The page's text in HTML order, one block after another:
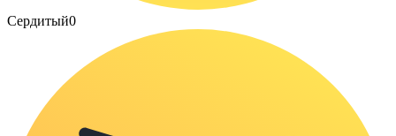
Сердитый0